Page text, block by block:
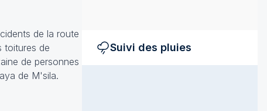
de la route
toitures de
de personnes
de M'sila.
Suivi des pluies